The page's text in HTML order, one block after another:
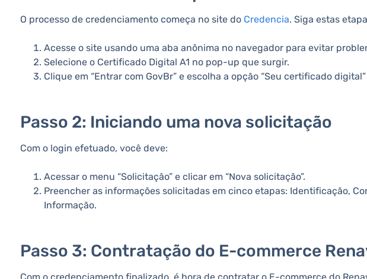
O processo de credenciamento começa no site do Credencia. Siga estas
Acesse o site usando uma aba anônima no navegador para evitar
Selecione o Certificado Digital A1 no pop-up que surgir.
Clique em “Entrar com GovBr” e escolha a opção “Seu certificado
Passo 2: Iniciando uma nova solicitação
Com o login efetuado, você deve:
Acessar o menu “Solicitação” e clicar em “Nova solicitação”.
Preencher as informações solicitadas em cinco etapas: Identificação,
Informação.
Passo 3: Contratação do E-commerce